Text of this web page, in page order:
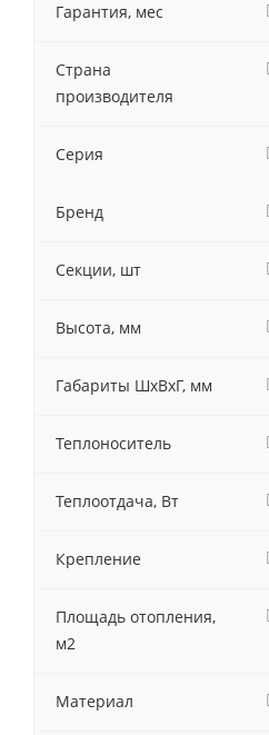
Гарантия, мес
Страна
производителя
Серия
Бренд
Секции, шт
Высота, мм
Габариты ШхВхГ, мм
Теплоноситель
Теплоотдача, Вт
Крепление
Площадь отопления,
м2
Материал